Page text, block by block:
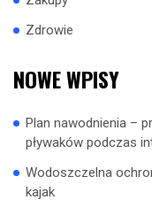
Zdrowie
NOWE WPISY
Plan nawodnienia –
pływaków podczas
Wodoszczelna
kajak